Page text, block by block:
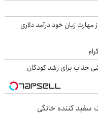
زبان خود درآمد دلاری
جذاب برای رشد کودکان
سفید کننده خانگی